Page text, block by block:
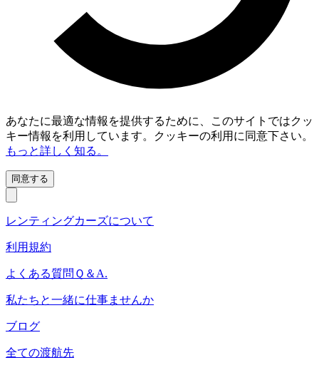
あなたに最適な情報を提供するために、このサイトではクッ
キー情報を利用しています。クッキーの利用に同意下さい。
もっと詳しく知る。
同意する
レンティングカーズについて
利用規約
よくある質問Ｑ＆A.
私たちと一緒に仕事ませんか
ブログ
全ての渡航先